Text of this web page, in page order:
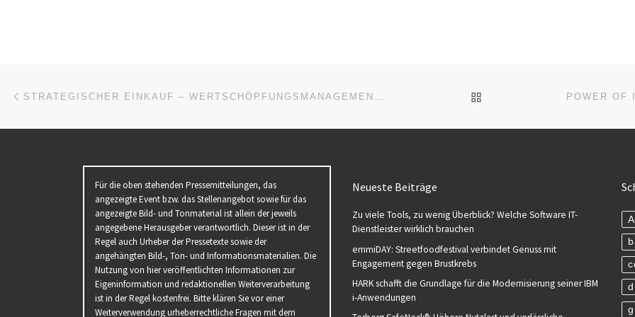
Beitragsnavigation ZURÜCK ZUR
Für die oben stehenden Pressemitteilungen, das
angezeigte Event bzw. das Stellenangebot sowie für das
angezeigte Bild- und Tonmaterial ist allein der jeweils
angegebene Herausgeber verantwortlich. Dieser ist in der
Regel auch Urheber der Pressetexte sowie der
angehängten Bild-, Ton- und Informationsmaterialien. Die
Nutzung von hier veröffentlichten Informationen zur
Eigeninformation und redaktionellen Weiterverarbeitung
ist in der Regel kostenfrei. Bitte klären Sie vor einer
Weiterverwendung urheberrechtliche Fragen mit dem
Neueste Beiträge
Zu viele Tools, zu wenig Überblick? Welche Software IT-
Dienstleister wirklich brauchen
emmiDAY: Streetfoodfestival verbindet Genuss mit
Engagement gegen Brustkrebs
HARK schafft die Grundlage für die Modernisierung seiner IBM
i-Anwendungen